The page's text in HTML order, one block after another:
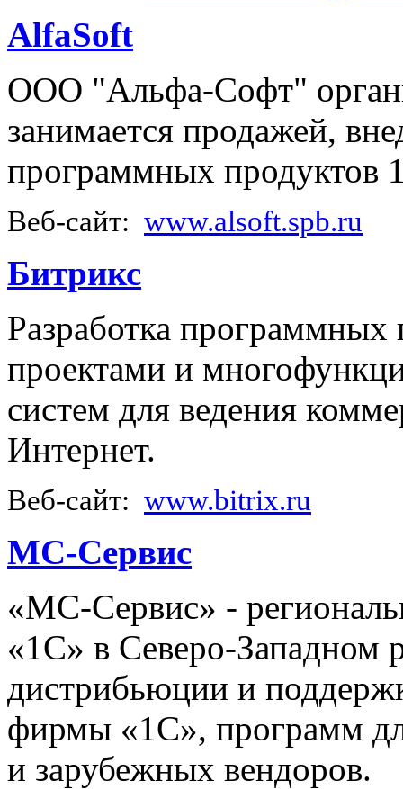
AlfaSoft
ООО "Альфа-Софт"
занимается продажей,
программных продуктов
Веб-сайт: www.alsoft.spb.ru
Битрикс
Разработка программных
проектами и
систем для ведения
Интернет.
Веб-сайт: www.bitrix.ru
МС-Сервис
«МС-Сервис» -
«1С» в Северо-Западном
дистрибьюции и
фирмы «1С», программ
и зарубежных вендоров.